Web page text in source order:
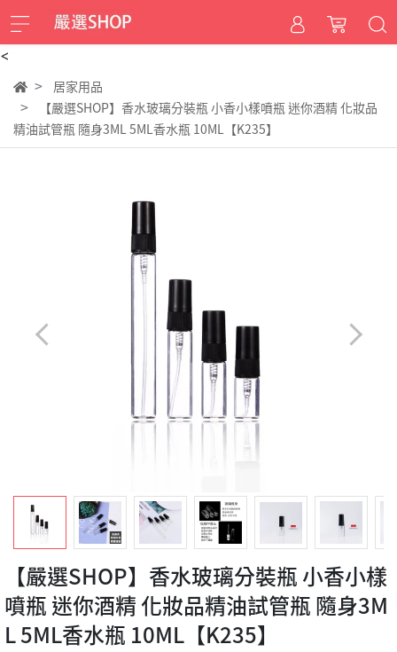
<
居家用品
【嚴選SHOP】香水玻璃分裝瓶 小香小樣噴瓶 迷你酒精 化妝品
精油試管瓶 隨身3ML 5ML香水瓶 10ML【K235】
【嚴選SHOP】香水玻璃分裝瓶 小香小樣
噴瓶 迷你酒精 化妝品精油試管瓶 隨身3M
L 5ML香水瓶 10ML【K235】